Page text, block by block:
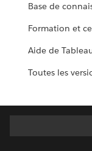
Base de
Formation et
Aide de
Toutes les